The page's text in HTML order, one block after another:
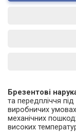
Брезентові
та передпліччя
виробничих
механічних
високих